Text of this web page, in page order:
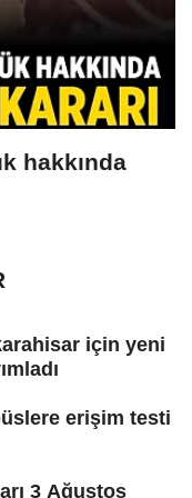
hakkında
için yeni
erişim testi
3 Ağustos